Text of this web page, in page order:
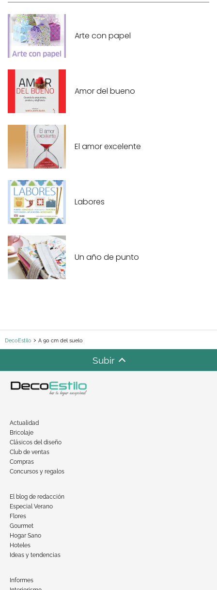
Arte con papel
Amor del bueno
El amor excelente
Labores
Un año de punto
DecoEstilo A 90 cm del suelo
Subir
Actualidad
Bricolaje
Clásicos del diseño
Club de ventas
Compras
Concursos y regalos
El blog de redacción
Especial Verano
Flores
Gourmet
Hogar Sano
Hoteles
Ideas y tendencias
Informes